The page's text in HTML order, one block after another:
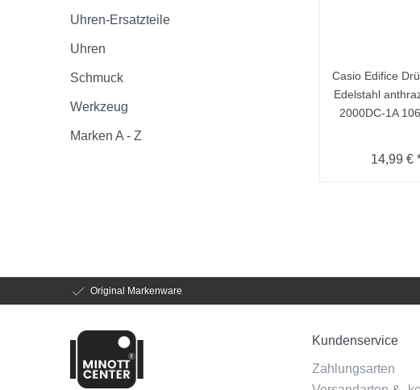
Uhren-Ersatzteile
Uhren
Schmuck
Werkzeug
Marken A - Z
Casio Edifice
Edelstahl
2000DC-1A
14,99 €
Original Markenware
Kundenservice
Zahlungsarten